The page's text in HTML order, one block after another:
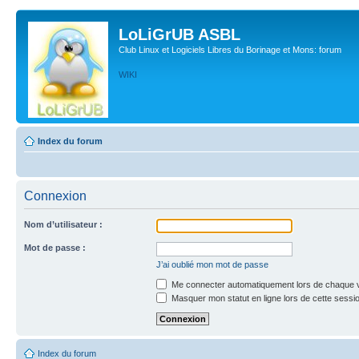
LoLiGrUB ASBL
Club Linux et Logiciels Libres du Borinage et Mons: forum
WIKI
Index du forum
Connexion
Nom d’utilisateur :
Mot de passe :
J’ai oublié mon mot de passe
Me connecter automatiquement lors de chaque
Masquer mon statut en ligne lors de cette
Index du forum